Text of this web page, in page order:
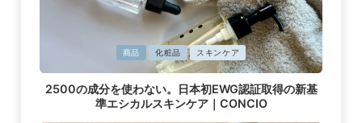
載
済
商品 化粧品 スキンケア
2500の成分を使わない。日本初EWG認証取得の新基
準エシカルスキンケア｜CONCIO